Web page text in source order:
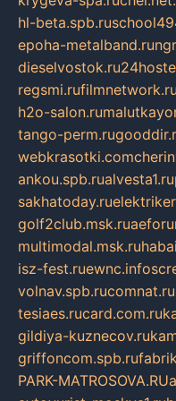
hl-beta.spb.ru
epoha-metalband.ru
dieselvostok.ru
regsmi.rufilmnetwork.ru
h2o-salon.ru
tango-perm.ru
webkrasotki.com
ankou.spb.rualvesta1.ru
sakhatoday.ru
golf2club.msk.ru
multimodal.msk.ru
isz-fest.ruewnc.info
volnav.spb.rucomnat.ru
tesiaes.rucard.com.ru
gildiya-kuznecov.ru
griffoncom.spb.ru
PARK-MATROSOVA.RU